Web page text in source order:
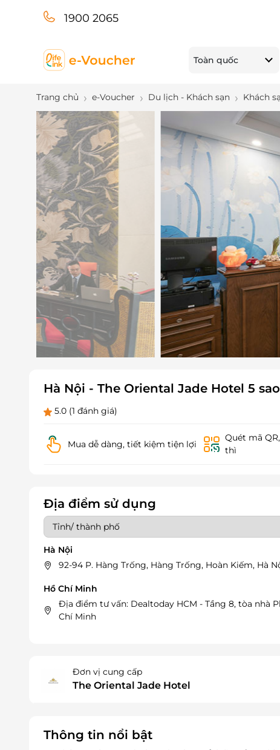
1900 2065
Toàn quốc
Trang chủ e-Voucher Du lịch - Khách sạn Khách
Hà Nội - The Oriental Jade Hotel 5
5.0 (1 đánh giá)
Mua dễ dàng, tiết kiệm tiện lợi
Quét mã
thì
Địa điểm sử dụng
Hà Nội
92-94 P. Hàng Trống, Hàng Trống, Hoàn Kiếm, Hà
Hồ Chí Minh
Địa điểm tư vấn: Dealtoday HCM - Tầng 8, tòa nhà
Chí Minh
Đơn vị cung cấp
The Oriental Jade Hotel
Thông tin nổi bật